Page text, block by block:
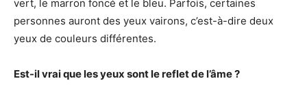
vert, le marron foncé et le bleu. Parfois, certaines
personnes auront des yeux vairons, c’est-à-dire deux
yeux de couleurs différentes.
Est-il vrai que les yeux sont le reflet de l’âme ?